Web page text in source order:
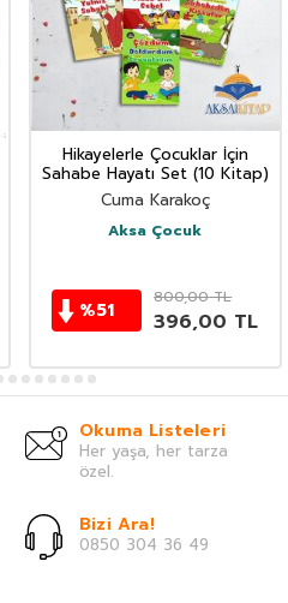
Hikayelerle Çocuklar İçin
Sahabe Hayatı Set (10 Kitap)
Cuma Karakoç
Aksa Çocuk
%51
800,00TL
396,00 TL
Okuma Listeleri
Her yaşa, her tarza
özel.
Bizi Ara!
0850 304 36 49